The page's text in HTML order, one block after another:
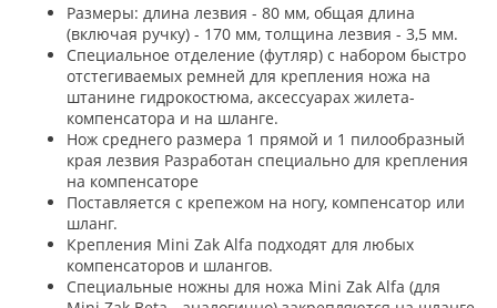
Размеры: длина лезвия - 80 мм, общая длина
(включая ручку) - 170 мм, толщина лезвия - 3,5 мм.
Специальное отделение (футляр) с набором быстро
отстегиваемых ремней для крепления ножа на
штанине гидрокостюма, аксессуарах жилета-
компенсатора и на шланге.
Нож среднего размера 1 прямой и 1 пилообразный
края лезвия Разработан специально для крепления
на компенсаторе
Поставляется с крепежом на ногу, компенсатор или
шланг.
Крепления Mini Zak Alfa подходят для любых
компенсаторов и шлангов.
Специальные ножны для ножа Mini Zak Alfa (для